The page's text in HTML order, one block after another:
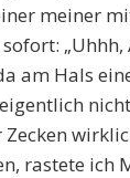
meiner
am Hals
Zecken
rastete ich